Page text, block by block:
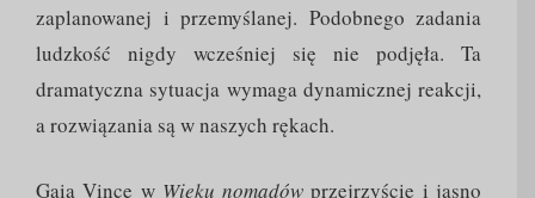
zaplanowanej i przemyślanej. Podobnego zadania
ludzkość nigdy wcześniej się nie podjęła. Ta
dramatyczna sytuacja wymaga dynamicznej reakcji,
a rozwiązania są w naszych rękach.
Gaia Vince w Wieku nomadów przejrzyście i jasno